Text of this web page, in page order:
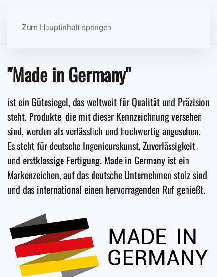
Zum Hauptinhalt springen
"Made in Germany"
ist ein Gütesiegel, das weltweit für Qualität und Präzision
steht. Produkte, die mit dieser Kennzeichnung versehen
sind, werden als verlässlich und hochwertig angesehen.
Es steht für deutsche Ingenieurskunst, Zuverlässigkeit
und erstklassige Fertigung. Made in Germany ist ein
Markenzeichen, auf das deutsche Unternehmen stolz sind
und das international einen hervorragenden Ruf genießt.